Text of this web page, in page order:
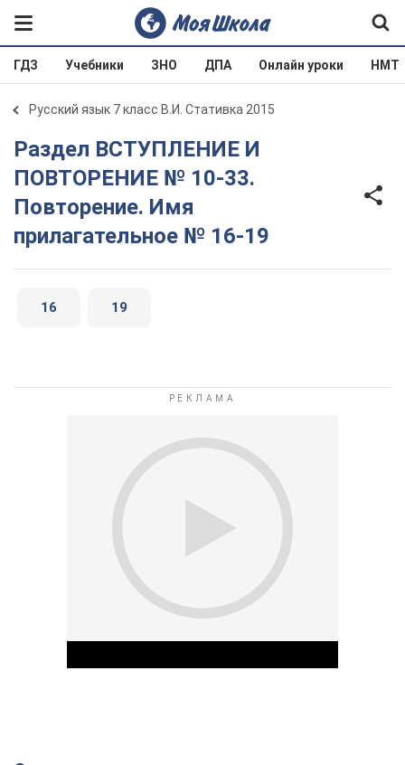
ГДЗ Учебники ЗНО ДПА Онлайн уроки НМТ
Русский язык 7 класс В.И. Стативка 2015
Раздел ВСТУПЛЕНИЕ И
ПОВТОРЕНИЕ № 10-33.
Повторение. Имя
прилагательное № 16-19
16 19